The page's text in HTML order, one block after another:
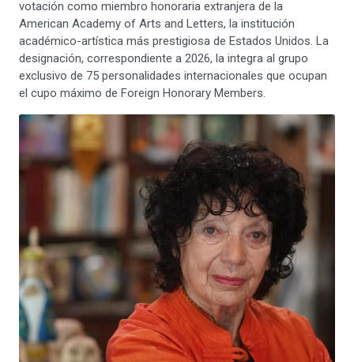
votación como miembro honoraria extranjera de la
American Academy of Arts and Letters, la institución
académico-artística más prestigiosa de Estados Unidos. La
designación, correspondiente a 2026, la integra al grupo
exclusivo de 75 personalidades internacionales que ocupan
el cupo máximo de Foreign Honorary Members.